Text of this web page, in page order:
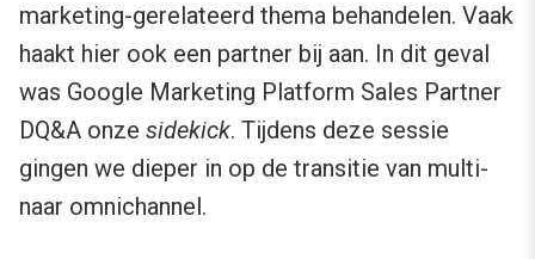
marketing-gerelateerd thema behandelen. Vaak
haakt hier ook een partner bij aan. In dit geval
was Google Marketing Platform Sales Partner
DQ&A onze sidekick. Tijdens deze sessie
gingen we dieper in op de transitie van multi-
naar omnichannel.